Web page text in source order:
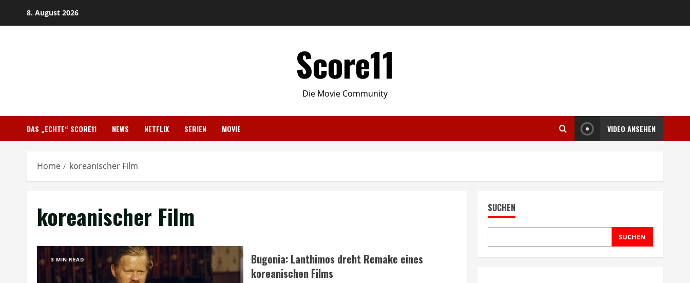
8. August 2026
Score11
Die Movie Community
DAS „ECHTE“ SCORE11 NEWS NETFLIX SERIEN MOVIE VIDEO ANSEHEN
Home koreanischer Film
koreanischer Film
3 MIN READ
Bugonia: Lanthimos dreht Remake eines
koreanischen Films
SUCHEN
SUCHEN